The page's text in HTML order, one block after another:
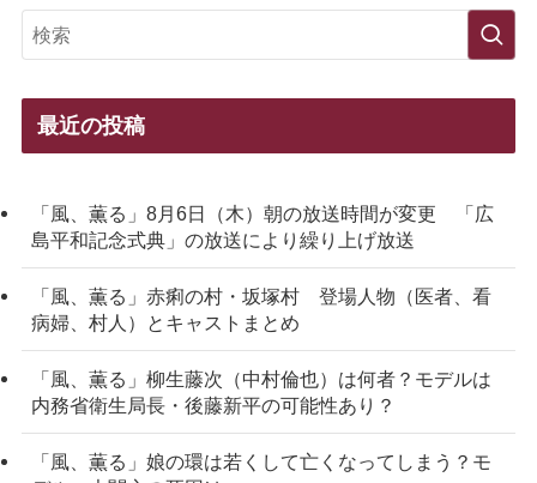
最近の投稿
「風、薫る」8月6日（木）朝の放送時間が変更 「広
島平和記念式典」の放送により繰り上げ放送
「風、薫る」赤痢の村・坂塚村 登場人物（医者、看
病婦、村人）とキャストまとめ
「風、薫る」柳生藤次（中村倫也）は何者？モデルは
内務省衛生局長・後藤新平の可能性あり？
「風、薫る」娘の環は若くして亡くなってしまう？モ